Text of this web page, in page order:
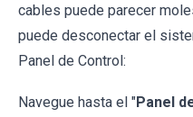
cables puede parecer
puede desconectar el
Panel de Control:
Navegue hasta el "Panel